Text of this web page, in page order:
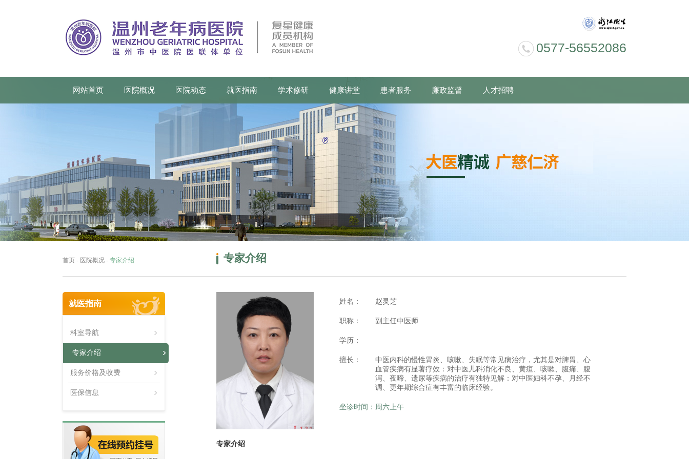
0577-56552086
网站首页 医院概况 医院动态 就医指南 学术修研 健康讲堂 患者服务 廉政监督 人才招聘
首页 - 医院概况 - 专家介绍 专家介绍
就医指南
科室导航
专家介绍
服务价格及收费
医保信息
姓名： 赵灵芝
职称： 副主任中医师
学历：
擅长：
中医内科的慢性胃炎、咳嗽、失眠等常见病治疗，尤其是对脾胃、心
血管疾病有显著疗效：对中医儿科消化不良、黄疸、咳嗽、腹痛、腹
泻、夜啼、遗尿等疾病的治疗有独特见解：对中医妇科不孕、月经不
调、更年期综合症有丰富的临床经验。
坐诊时间： 周六上午
专家介绍